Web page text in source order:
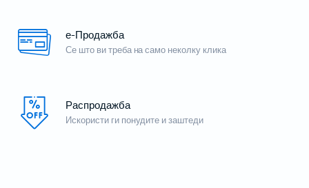
е-Продажба
Се што ви треба на само неколку клика
Распродажба
Искористи ги понудите и заштеди